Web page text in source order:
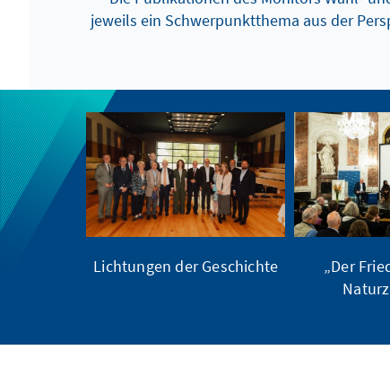
jeweils ein Schwerpunktthema aus der
Lichtungen der Geschichte
„Der